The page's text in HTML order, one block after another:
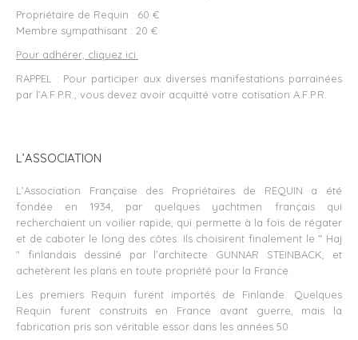
Propriétaire de Requin : 60 €
Membre sympathisant : 20 €
Pour adhérer, cliquez ici.
RAPPEL : Pour participer aux diverses manifestations parrainées
par l’A.F.P.R., vous devez avoir acquitté votre cotisation A.F.P.R.
L’ASSOCIATION
L’Association Française des Propriétaires de REQUIN a été
fondée en 1934, par quelques yachtmen français qui
recherchaient un voilier rapide, qui permette à la fois de régater
et de caboter le long des côtes. Ils choisirent finalement le " Haj
" finlandais dessiné par l’architecte GUNNAR STEINBACK, et
achetèrent les plans en toute propriété pour la France.
Les premiers Requin furent importés de Finlande. Quelques
Requin furent construits en France avant guerre, mais la
fabrication pris son véritable essor dans les années 50.